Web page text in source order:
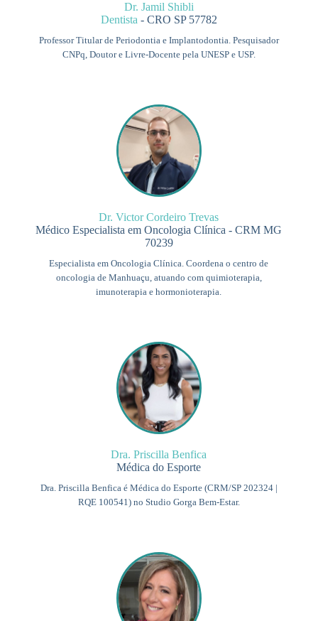
Dr. Jamil Shibli
Dentista - CRO SP 57782
Professor Titular de Periodontia e Implantodontia. Pesquisador
CNPq, Doutor e Livre-Docente pela UNESP e USP.
Dr. Victor Cordeiro Trevas
Médico Especialista em Oncologia Clínica - CRM MG
70239
Especialista em Oncologia Clínica. Coordena o centro de
oncologia de Manhuaçu, atuando com quimioterapia,
imunoterapia e hormonioterapia.
Dra. Priscilla Benfica
Médica do Esporte
Dra. Priscilla Benfica é Médica do Esporte (CRM/SP 202324 |
RQE 100541) no Studio Gorga Bem-Estar.